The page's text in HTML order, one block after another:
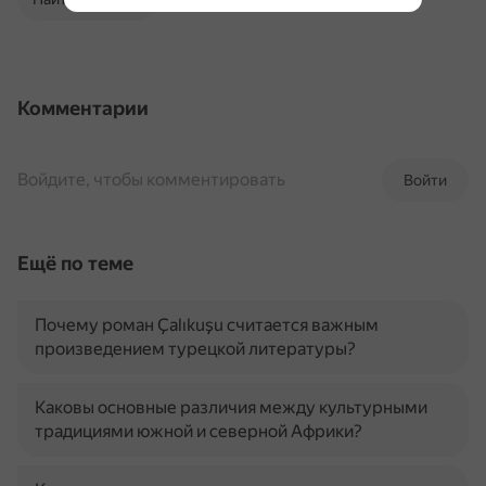
Комментарии
Войти
Войдите, чтобы комментировать
Ещё по теме
Почему роман Çalıkuşu считается важным
произведением турецкой литературы?
Каковы основные различия между культурными
традициями южной и северной Африки?